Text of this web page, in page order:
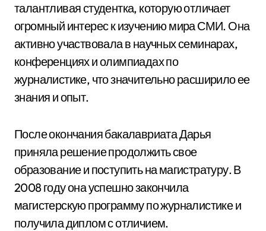
талантливая студентка, которую отличает
огромный интерес к изучению мира СМИ. Она
активно участвовала в научных семинарах,
конференциях и олимпиадах по
журналистике, что значительно расширило ее
знания и опыт.
После окончания бакалавриата Дарья
приняла решение продолжить свое
образование и поступить на магистратуру. В
2008 году она успешно закончила
магистерскую программу по журналистике и
получила диплом с отличием.